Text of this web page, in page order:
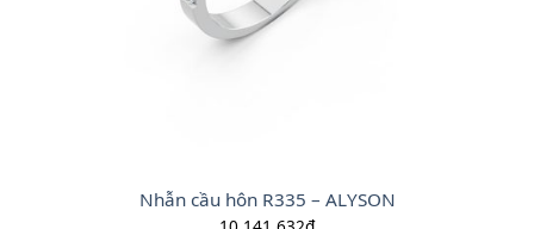
Nhẫn cầu hôn R335 – ALYSON